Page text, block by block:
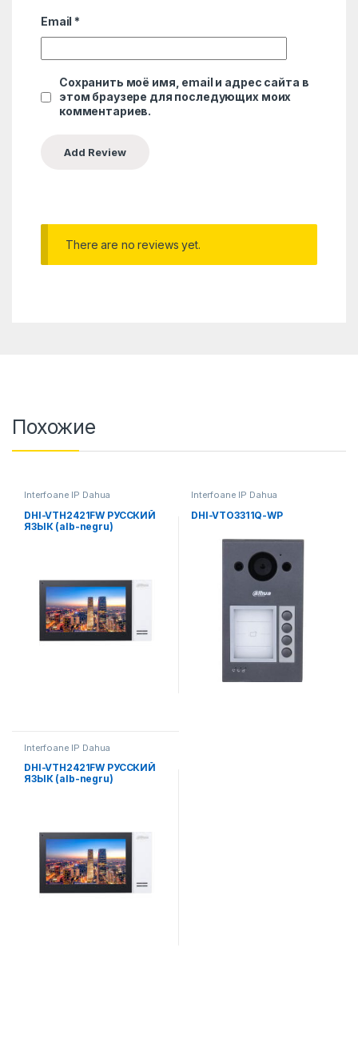
Email *
Сохранить моё имя, email и адрес сайта в
этом браузере для последующих моих
комментариев.
There are no reviews yet.
Похожие
Interfoane IP Dahua
DHI-VTH2421FW РУССКИЙ
ЯЗЫК (alb-negru)
Interfoane IP Dahua
DHI-VTO3311Q-WP
Interfoane IP Dahua
DHI-VTH2421FW РУССКИЙ
ЯЗЫК (alb-negru)